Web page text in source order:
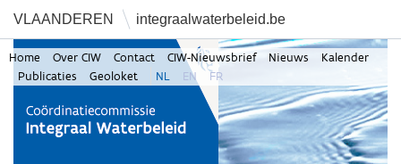
VLAANDEREN integraalwaterbeleid.be
Home Over CIW Contact CIW-Nieuwsbrief Nieuws
Kalender
Publicaties
Geoloket NL EN FR